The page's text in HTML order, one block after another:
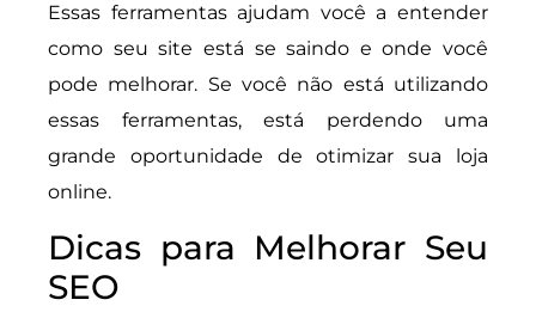
Essas ferramentas ajudam você a entender
como seu site está se saindo e onde você
pode melhorar. Se você não está utilizando
essas ferramentas, está perdendo uma
grande oportunidade de otimizar sua loja
online.
Dicas para Melhorar Seu
SEO